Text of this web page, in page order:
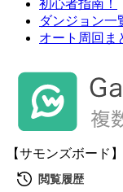
初心者指南！
ダンジョン一
オート周回ま
【サモンズボード